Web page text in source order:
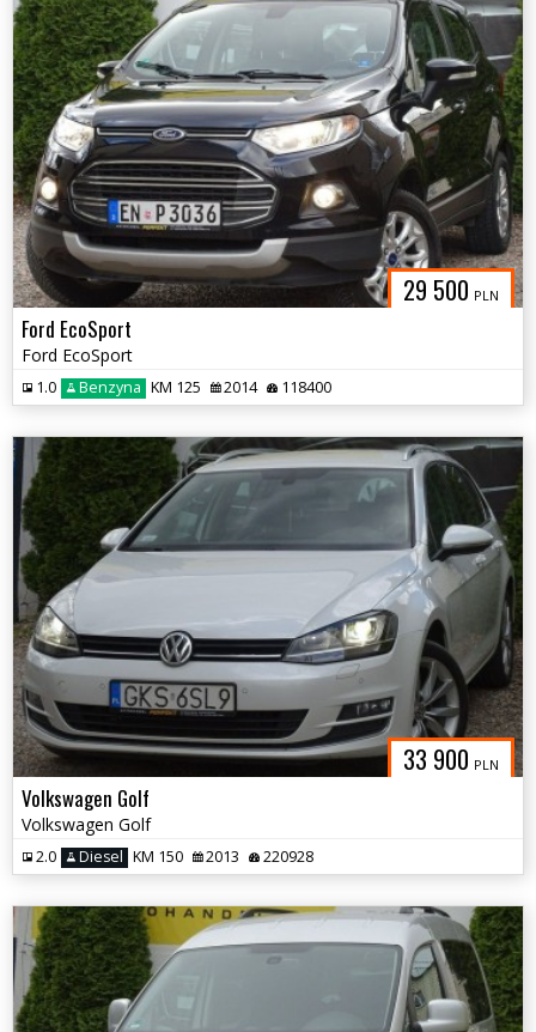
29 500 PLN
Ford EcoSport
Ford EcoSport
1.0 Benzyna KM 125 2014 118400
33 900 PLN
Volkswagen Golf
Volkswagen Golf
2.0 Diesel KM 150 2013 220928